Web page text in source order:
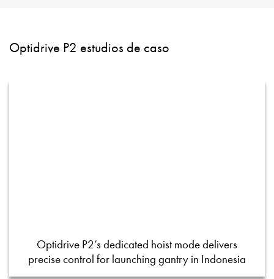
Optidrive P2 estudios de caso
Optidrive P2’s dedicated hoist mode delivers
precise control for launching gantry in Indonesia